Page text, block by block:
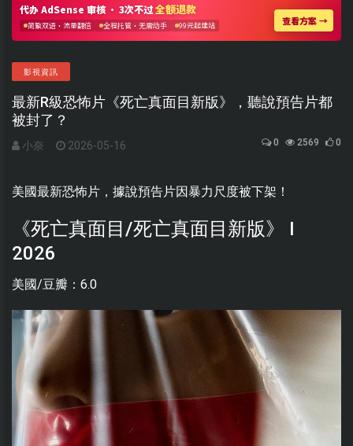
影視資訊
最新R級恐怖片《死亡真面目新版》，聽說預告片都
被封了？
小奈 2026-05-16 0 2569 0
美國最新恐怖片，據說預告片因暴力尺度被下架！
《死亡真面目/死亡真面目新版》 I
2026
美國/豆瓣：6.0